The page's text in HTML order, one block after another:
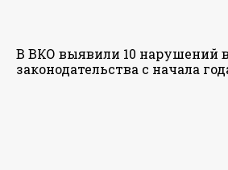
В ВКО выявили 10 нарушений
законодательства с начала